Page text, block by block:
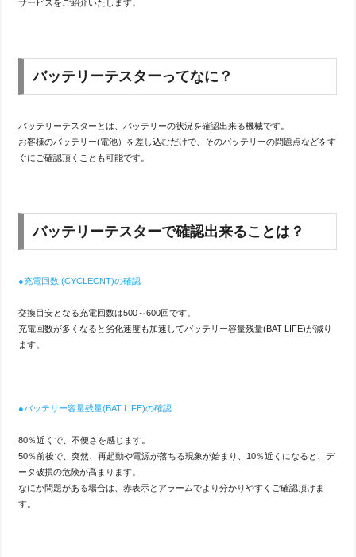
サービスをご紹介いたします。
バッテリーテスターってなに？
バッテリーテスターとは、バッテリーの状況を確認出来る機械です。
お客様のバッテリー(電池）を差し込むだけで、そのバッテリーの問題点などをす
ぐにご確認頂くことも可能です。
バッテリーテスターで確認出来ることは？
●充電回数 (CYCLECNT)の確認
交換目安となる充電回数は500～600回です。
充電回数が多くなると劣化速度も加速してバッテリー容量残量(BAT LIFE)が減り
ます。
●バッテリー容量残量(BAT LIFE)の確認
80％近くで、不便さを感じます。
50％前後で、突然、再起動や電源が落ちる現象が始まり、10％近くになると、デ
ータ破損の危険が高まります。
なにか問題がある場合は、赤表示とアラームでより分かりやすくご確認頂けま
す。